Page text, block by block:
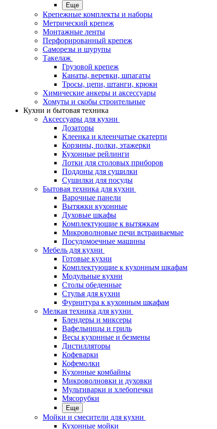
Еще
Крепежные комплекты и наборы
Метрический крепеж
Монтажные ленты
Перфорированный крепеж
Саморезы и шурупы
Такелаж
Грузовой крепеж
Канаты, веревки, шпагаты
Тросы, цепи, штанги, крюки
Химические анкеры и аксессуары
Хомуты и скобы строительные
Кухни и бытовая техника
Аксессуары для кухни
Дозаторы
Клеенка и клеенчатые скатерти
Корзины, полки, этажерки
Кухонные рейлинги
Лотки для столовых приборов
Поддоны для сушилки
Сушилки для посуды
Бытовая техника для кухни
Варочные панели
Вытяжки кухонные
Духовые шкафы
Комплектующие к вытяжкам
Микроволновые печи встраиваемые
Посудомоечные машины
Мебель для кухни
Готовые кухни
Комплектующие к кухонным шкафам
Модульные кухни
Столы обеденные
Стулья для кухни
Фурнитура к кухонным шкафам
Мелкая техника для кухни
Блендеры и миксеры
Вафельницы и гриль
Весы кухонные и безмены
Дистилляторы
Кофеварки
Кофемолки
Кухонные комбайны
Микроволновки и духовки
Мультиварки и хлебопечки
Мясорубки
Еще
Мойки и смесители для кухни
Кухонные мойки